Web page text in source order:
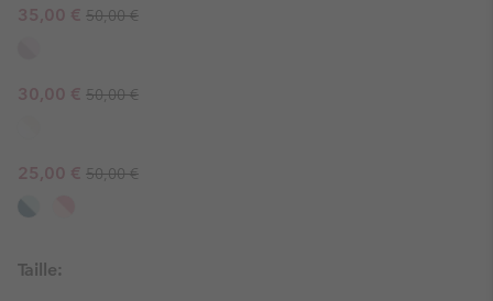
Sale price:
35,00 € Regular price:
50,00 €
Sale price:
30,00 € Regular price:
50,00 €
Sale price:
25,00 € Regular price:
50,00 €
Taille: